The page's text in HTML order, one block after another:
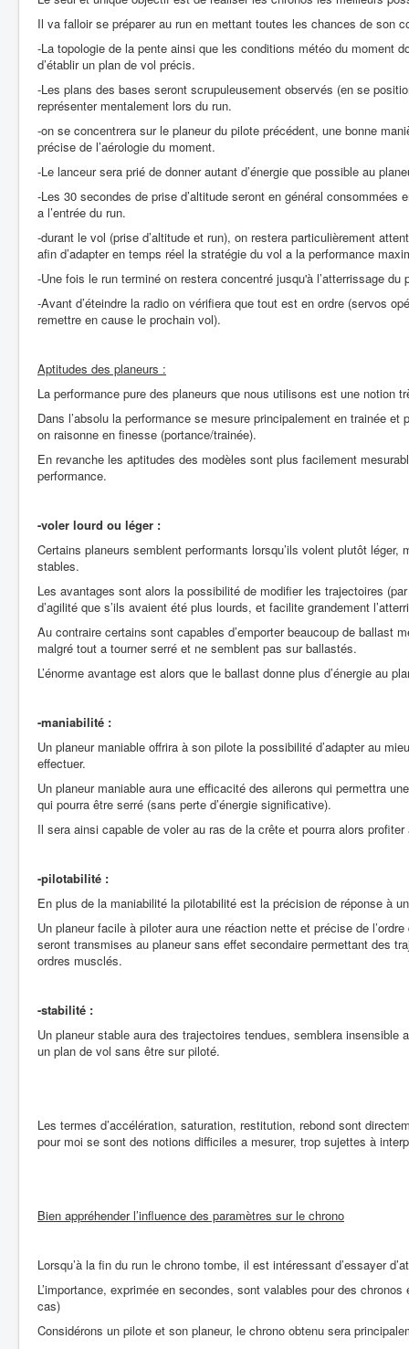
Il va falloir se préparer au run en mettant toutes les chances de son
-La topologie de la pente ainsi que les conditions météo du moment
d’établir un plan de vol précis.
-Les plans des bases seront scrupuleusement observés (en se
représenter mentalement lors du run.
-on se concentrera sur le planeur du pilote précédent, une bonne
précise de l’aérologie du moment.
-Le lanceur sera prié de donner autant d’énergie que possible au
-Les 30 secondes de prise d’altitude seront en général consommées
a l’entrée du run.
-durant le vol (prise d’altitude et run), on restera particulièrement
afin d’adapter en temps réel la stratégie du vol a la performance
-Une fois le run terminé on restera concentré jusqu'à l’atterrissage du
-Avant d’éteindre la radio on vérifiera que tout est en ordre (servos
remettre en cause le prochain vol).
Aptitudes des planeurs :
La performance pure des planeurs que nous utilisons est une notion
Dans l’absolu la performance se mesure principalement en trainée
on raisonne en finesse (portance/trainée).
En revanche les aptitudes des modèles sont plus facilement
performance.
-voler lourd ou léger :
Certains planeurs semblent performants lorsqu’ils volent plutôt
stables.
Les avantages sont alors la possibilité de modifier les trajectoires
d’agilité que s’ils avaient été plus lourds, et facilite grandement
Au contraire certains sont capables d’emporter beaucoup de ballast
malgré tout a tourner serré et ne semblent pas sur ballastés.
L’énorme avantage est alors que le ballast donne plus d’énergie au
-maniabilité :
Un planeur maniable offrira à son pilote la possibilité d’adapter au
effectuer.
Un planeur maniable aura une efficacité des ailerons qui permettra
qui pourra être serré (sans perte d’énergie significative).
Il sera ainsi capable de voler au ras de la crête et pourra alors
-pilotabilité :
En plus de la maniabilité la pilotabilité est la précision de réponse à
Un planeur facile à piloter aura une réaction nette et précise de
seront transmises au planeur sans effet secondaire permettant des
ordres musclés.
-stabilité :
Un planeur stable aura des trajectoires tendues, semblera insensible
un plan de vol sans être sur piloté.
Les termes d’accélération, saturation, restitution, rebond sont
pour moi se sont des notions difficiles a mesurer, trop sujettes à
Bien appréhender l’influence des paramètres sur le chrono
Lorsqu’à la fin du run le chrono tombe, il est intéressant d’essayer
L’importance, exprimée en secondes, sont valables pour des
cas)
Considérons un pilote et son planeur, le chrono obtenu sera